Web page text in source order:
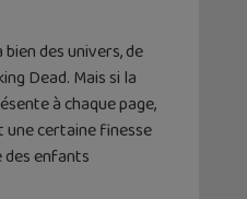
des univers, de
Dead. Mais si la
à chaque page,
une certaine finesse
des enfants